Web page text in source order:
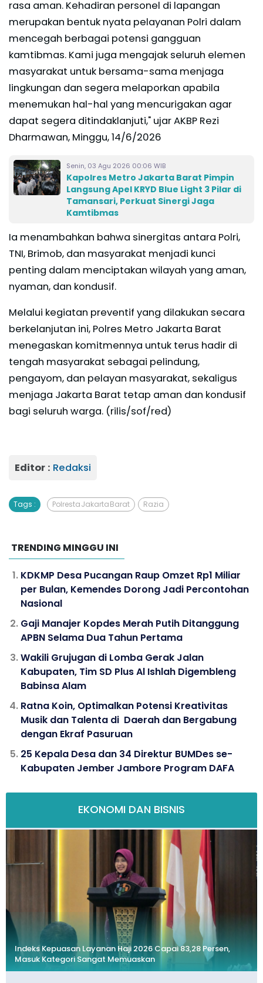
rasa aman. Kehadiran personel di lapangan
merupakan bentuk nyata pelayanan Polri dalam
mencegah berbagai potensi gangguan
kamtibmas. Kami juga mengajak seluruh elemen
masyarakat untuk bersama-sama menjaga
lingkungan dan segera melaporkan apabila
menemukan hal-hal yang mencurigakan agar
dapat segera ditindaklanjuti," ujar AKBP Rezi
Dharmawan, Minggu, 14/6/2026
Senin, 03 Agu 2026 00:06 WIB
Kapolres Metro Jakarta Barat Pimpin
Langsung Apel KRYD Blue Light 3 Pilar di
Tamansari, Perkuat Sinergi Jaga
Kamtibmas
Ia menambahkan bahwa sinergitas antara Polri,
TNI, Brimob, dan masyarakat menjadi kunci
penting dalam menciptakan wilayah yang aman,
nyaman, dan kondusif.
Melalui kegiatan preventif yang dilakukan secara
berkelanjutan ini, Polres Metro Jakarta Barat
menegaskan komitmennya untuk terus hadir di
tengah masyarakat sebagai pelindung,
pengayom, dan pelayan masyarakat, sekaligus
menjaga Jakarta Barat tetap aman dan kondusif
bagi seluruh warga. (rilis/sof/red)
Editor : Redaksi
Tags : Polresta Jakarta Barat Razia
TRENDING MINGGU INI
KDKMP Desa Pucangan Raup Omzet Rp1 Miliar
per Bulan, Kemendes Dorong Jadi Percontohan
Nasional
Gaji Manajer Kopdes Merah Putih Ditanggung
APBN Selama Dua Tahun Pertama
Wakili Grujugan di Lomba Gerak Jalan
Kabupaten, Tim SD Plus Al Ishlah Digembleng
Babinsa Alam
Ratna Koin, Optimalkan Potensi Kreativitas
Musik dan Talenta di Daerah dan Bergabung
dengan Ekraf Pasuruan
25 Kepala Desa dan 34 Direktur BUMDes se-
Kabupaten Jember Jambore Program DAFA
EKONOMI DAN BISNIS
Indeks Kepuasan Layanan Haji 2026 Capai 83,28 Persen,
Masuk Kategori Sangat Memuaskan